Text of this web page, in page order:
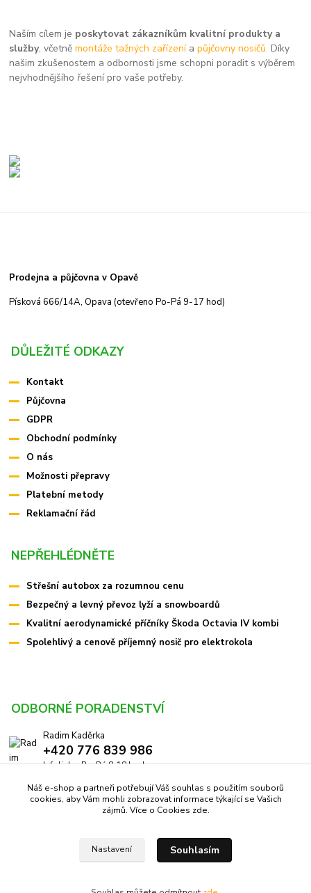
Naším cílem je poskytovat zákazníkům kvalitní produkty a
služby, včetněmontáže tažných zařízení apůjčovny nosičů. Díky
našim zkušenostem a odbornosti jsme schopni poradit s výběrem
nejvhodnějšího řešení pro vaše potřeby.
Prodejna a půjčovna v Opavě
Písková 666/14A, Opava (otevřeno Po-Pá 9-17 hod)
DŮLEŽITÉ ODKAZY
Kontakt
Půjčovna
GDPR
Obchodní podmínky
O nás
Možnosti přepravy
Platební metody
Reklamační řád
NEPŘEHLÉDNĚTE
Střešní autobox za rozumnou cenu
Bezpečný a levný převoz lyží a snowboardů
Kvalitní aerodynamické příčníky Škoda Octavia IV kombi
Spolehlivý a cenově příjemný nosič pro elektrokola
ODBORNÉ PORADENSTVÍ
Radim Kaděrka
+420 776 839 986
Infolinka: Po-Pá 8-18 hod.
info@pricniky.cz
Specialisté na nosiče // Webdesign
Náš e-shop a partneři potřebují Váš souhlas s použitím souborů
cookies, aby Vám mohli zobrazovat informace týkající se Vašich
zájmů. Více o Cookies zde.
Nastavení Souhlasím